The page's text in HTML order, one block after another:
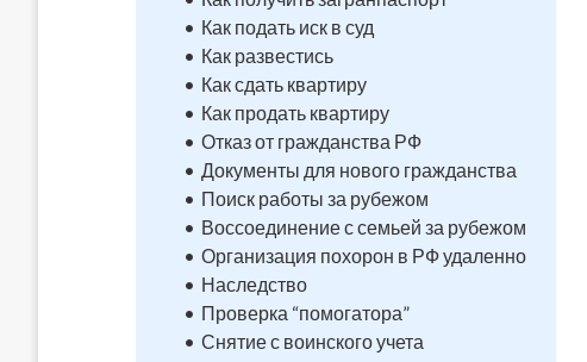
Как подать иск в суд
Как развестись
Как сдать квартиру
Как продать квартиру
Отказ от гражданства РФ
Документы для нового гражданства
Поиск работы за рубежом
Воссоединение с семьей за рубежом
Организация похорон в РФ удаленно
Наследство
Проверка “помогатора”
Снятие с воинского учета